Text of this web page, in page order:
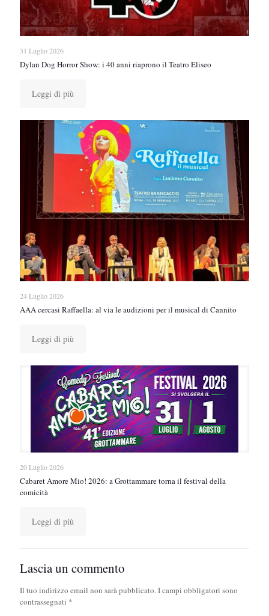
31 Luglio 2026
Dylan Dog Horror Show: i 40 anni riaprono il Teatro Eliseo
Leggi di più
24 Luglio 2026
AAA cercasi Raffaella: al via le audizioni per il musical di Cannito
Leggi di più
20 Luglio 2026
Cabaret Amore Mio! 2026: a Grottammare torna il festival della
comicità
Leggi di più
Lascia un commento
Il tuo indirizzo email non sarà pubblicato.I campi obbligatori sono
contrassegnati *